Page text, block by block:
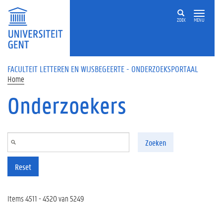
Overslaan en naar de inhoud gaan
ZOEK MENU
FACULTEIT LETTEREN EN WIJSBEGEERTE - ONDERZOEKSPORTAAL
Home
Onderzoekers
Zoeken
Reset
Items 4511 - 4520 van 5249